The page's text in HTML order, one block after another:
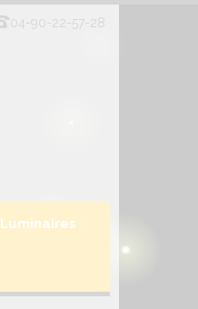
04-90-22-57-28
Luminaires